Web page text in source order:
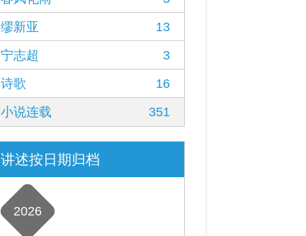
缪新亚
13
宁志超
3
诗歌
16
小说连载
351
讲述按日期归档
2026